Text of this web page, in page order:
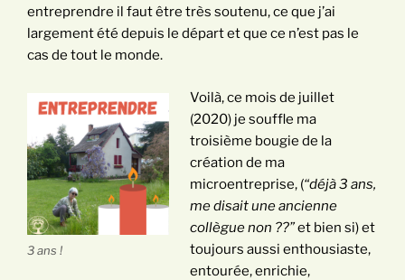
entreprendre il faut être très soutenu, ce que j’ai
largement été depuis le départ et que ce n’est pas le
cas de tout le monde.
3 ans !
Voilà, ce mois de juillet
(2020) je souffle ma
troisième bougie de la
création de ma
microentreprise, (“déjà 3 ans,
me disait une ancienne
collègue non ??”et bien si) et
toujours aussi enthousiaste,
entourée, enrichie,